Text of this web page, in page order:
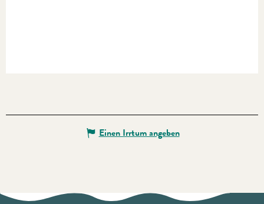
Einen Irrtum angeben